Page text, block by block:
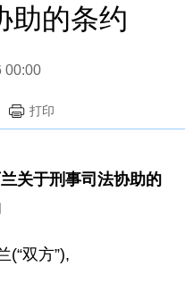
助的条约
00:00
打印
关于刑事司法协助的
双方”),